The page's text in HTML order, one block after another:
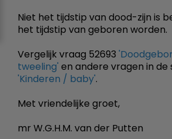
Niet het tijdstip van dood-zijn is
het tijdstip van geboren worden.
Vergelijk vraag 52693
tweeling' en andere vragen in de
'Kinderen / baby'.
Met vriendelijke groet,
mr W.G.H.M. van der Putten